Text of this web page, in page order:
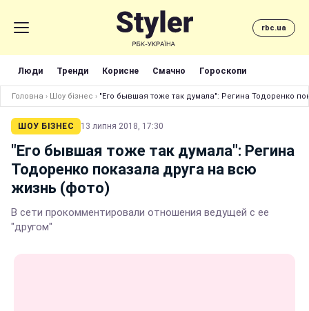
rbc.ua
Люди Тренди Корисне Смачно Гороскопи
Головна › Шоу бізнес › "Его бывшая тоже так думала": Регина Тодоренко
ШОУ БІЗНЕС 13 липня 2018, 17:30
"Его бывшая тоже так думала": Регина
Тодоренко показала друга на всю
жизнь (фото)
В сети прокомментировали отношения ведущей с ее
"другом"